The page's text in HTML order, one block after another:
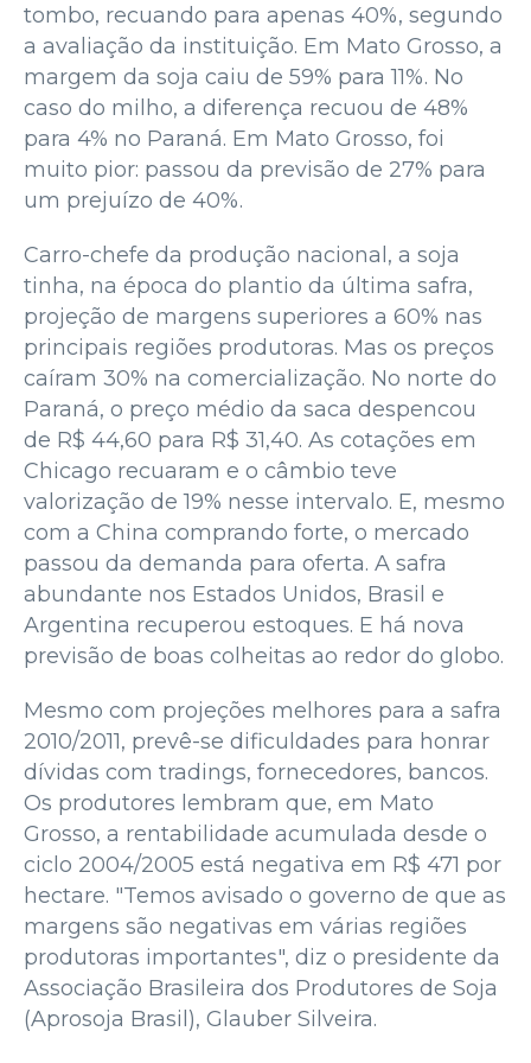
tombo, recuando para apenas 40%, segundo
a avaliação da instituição. Em Mato Grosso, a
margem da soja caiu de 59% para 11%. No
caso do milho, a diferença recuou de 48%
para 4% no Paraná. Em Mato Grosso, foi
muito pior: passou da previsão de 27% para
um prejuízo de 40%.
Carro-chefe da produção nacional, a soja
tinha, na época do plantio da última safra,
projeção de margens superiores a 60% nas
principais regiões produtoras. Mas os preços
caíram 30% na comercialização. No norte do
Paraná, o preço médio da saca despencou
de R$ 44,60 para R$ 31,40. As cotações em
Chicago recuaram e o câmbio teve
valorização de 19% nesse intervalo. E, mesmo
com a China comprando forte, o mercado
passou da demanda para oferta. A safra
abundante nos Estados Unidos, Brasil e
Argentina recuperou estoques. E há nova
previsão de boas colheitas ao redor do globo.
Mesmo com projeções melhores para a safra
2010/2011, prevê-se dificuldades para honrar
dívidas com tradings, fornecedores, bancos.
Os produtores lembram que, em Mato
Grosso, a rentabilidade acumulada desde o
ciclo 2004/2005 está negativa em R$ 471 por
hectare. "Temos avisado o governo de que as
margens são negativas em várias regiões
produtoras importantes", diz o presidente da
Associação Brasileira dos Produtores de Soja
(Aprosoja Brasil), Glauber Silveira.